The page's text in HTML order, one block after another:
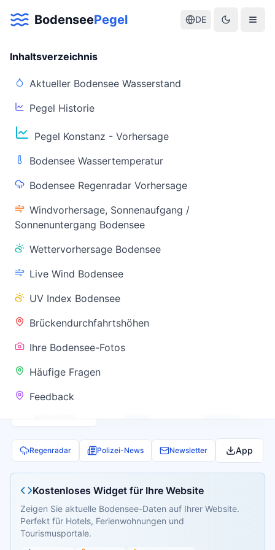
BodenseePegel DE
Inhaltsverzeichnis
Aktueller Bodensee Wasserstand
Pegel Historie
Pegel Konstanz - Vorhersage
Bodensee Wassertemperatur
Bodensee Regenradar Vorhersage
Windvorhersage, Sonnenaufgang /
Sonnenuntergang Bodensee
Wettervorhersage Bodensee
Live Wind Bodensee
UV Index Bodensee
Brückendurchfahrtshöhen
Ihre Bodensee-Fotos
Häufige Fragen
Feedback
Aktuelle Warnlage Bodensee
Aktueller Bodensee Pegel & Wasserstand
Live-Daten
(Konstanz)
Wassertemperatur
(Friedrichshafen)
Warnstatus
✅ Keine
Warnung
Regenradar Polizei-News Newsletter App
Kostenloses Widget für Ihre Website
Zeigen Sie aktuelle Bodensee-Daten auf Ihrer Website.
Perfekt für Hotels, Ferienwohnungen und
Tourismusportale.